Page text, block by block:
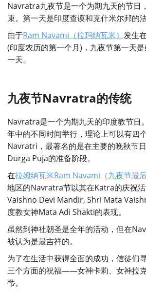
Navratra九夜节是一个为期九天的节日
束。第一天是印度查谟和克什米尔邦的法
由于Ram Navami（拉玛纳瓦米） 发生
(印度农历的第一个月)，九夜节第一天
一天。
九夜节Navratra的传统
Navratra是一个为期九天的印度教节日
年中的不同时间举行，理论上可以有四
Navratri，最著名的是在主要的晚秋节
Durga Puja的准备阶段。
在拉姆纳瓦米Ram Navami（九夜节最后
地区的Navratra节以其在Katra的庆祝
Vaishno Devi Mandir, Shri Mata
度教女神Mata Adi Shakti的表现。
虽然到神社朝圣是全年的活动，但在
被认为是最吉祥的。
为了在生活中获得全面的成功，信徒们
三个方面的祝福——女神卡莉、女神拉
蒂。